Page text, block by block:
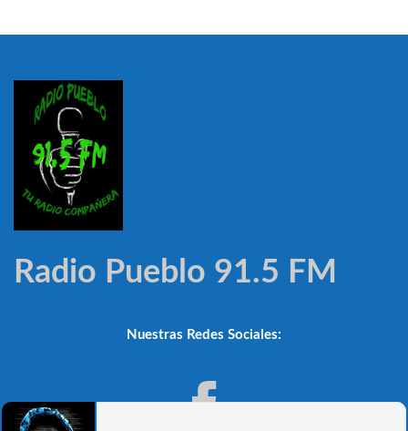
Radio Pueblo 91.5 FM
Nuestras Redes Sociales: